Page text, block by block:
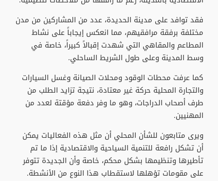
فقد توافد على مدينة الحديدة، عدد من المشاركين من مدن
مختلفة برفقة مرافقيهم، مما انعكس إيجاباً على نشاط
المطاعم والمقاهي التي شهدت إقبالاً كبيراً، خاصة في
وسط المدينة وعلى طول الشريط الساحلي.
كما عرفت محطات الوقود ومحلات الصيانة وغسل السيارات
والتجارة المحلية حركة غير معتادة، نتيجة تزايد الطلب من
طرف أصحاب الدراجات، وهو ما وفر دفعة مؤقتة لعدد من
المهنيين.
ويرى متابعون للشأن المحلي أن مثل هذه الفعاليات يمكن
أن تشكل رافعة للتنمية السياحية والاقتصادية إذا ما تم
تأطيرها وتنظيمها بشكل محكم، خاصة وأن الجديدة تتوفر
على مقومات تؤهلها لاستقطاب هذا النوع من الأنشطة.